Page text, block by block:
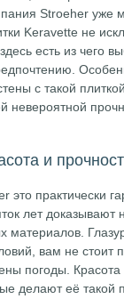
Stroeher уже
Keravette не
есть из чего
с такой
невероятной
и
практически
лет доказывают
вам не стоит
погоды. Красота
делают её такой